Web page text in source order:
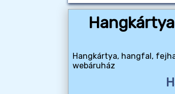
Hangkártya, hangfal,
webáruház